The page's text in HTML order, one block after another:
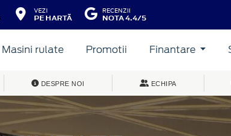
VEZI
PE HARTĂ
RECENZII
NOTA 4.4/5
Masini rulate Promotii Finantare
DESPRE NOI ECHIPA